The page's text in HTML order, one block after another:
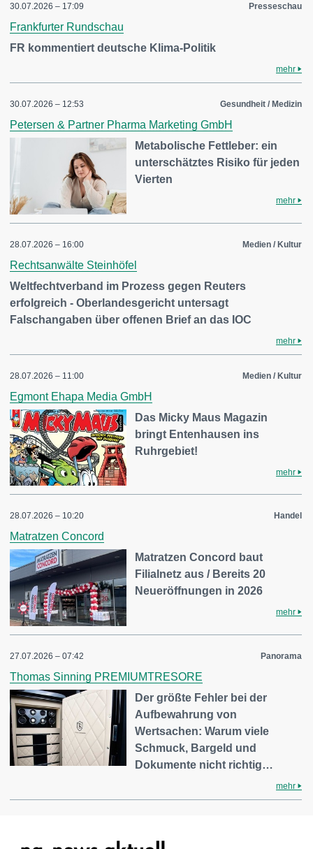
30.07.2026 – 17:09 Presseschau
Frankfurter Rundschau
FR kommentiert deutsche Klima-Politik
mehr
30.07.2026 – 12:53 Gesundheit / Medizin
Petersen & Partner Pharma Marketing GmbH
Metabolische Fettleber: ein
unterschätztes Risiko für jeden
Vierten
mehr
28.07.2026 – 16:00 Medien / Kultur
Rechtsanwälte Steinhöfel
Weltfechtverband im Prozess gegen Reuters
erfolgreich - Oberlandesgericht untersagt
Falschangaben über offenen Brief an das IOC
mehr
28.07.2026 – 11:00 Medien / Kultur
Egmont Ehapa Media GmbH
Das Micky Maus Magazin
bringt Entenhausen ins
Ruhrgebiet!
mehr
28.07.2026 – 10:20 Handel
Matratzen Concord
Matratzen Concord baut
Filialnetz aus / Bereits 20
Neueröffnungen in 2026
mehr
27.07.2026 – 07:42 Panorama
Thomas Sinning PREMIUMTRESORE
Der größte Fehler bei der
Aufbewahrung von
Wertsachen: Warum viele
Schmuck, Bargeld und
Dokumente nicht richtig…
mehr